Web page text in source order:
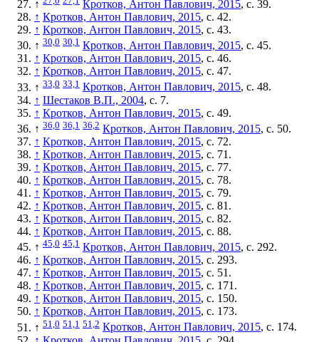
↑
Кротков, Антон Павлович, 2015, с. 39.
↑ Кротков, Антон Павлович, 2015, с. 42.
↑ Кротков, Антон Павлович, 2015, с. 43.
↑ 30,0 30,1 Кротков, Антон Павлович, 2015, с. 45.
↑ Кротков, Антон Павлович, 2015, с. 46.
↑ Кротков, Антон Павлович, 2015, с. 47.
↑ 33,0 33,1 Кротков, Антон Павлович, 2015, с. 48.
↑ Шестаков В.П., 2004, с. 7.
↑ Кротков, Антон Павлович, 2015, с. 49.
↑ 36,0 36,1 36,2 Кротков, Антон Павлович, 2015, с. 50.
↑ Кротков, Антон Павлович, 2015, с. 72.
↑ Кротков, Антон Павлович, 2015, с. 71.
↑ Кротков, Антон Павлович, 2015, с. 77.
↑ Кротков, Антон Павлович, 2015, с. 78.
↑ Кротков, Антон Павлович, 2015, с. 79.
↑ Кротков, Антон Павлович, 2015, с. 81.
↑ Кротков, Антон Павлович, 2015, с. 82.
↑ Кротков, Антон Павлович, 2015, с. 88.
↑ 45,0 45,1 Кротков, Антон Павлович, 2015, с. 292.
↑ Кротков, Антон Павлович, 2015, с. 293.
↑ Кротков, Антон Павлович, 2015, с. 51.
↑ Кротков, Антон Павлович, 2015, с. 171.
↑ Кротков, Антон Павлович, 2015, с. 150.
↑ Кротков, Антон Павлович, 2015, с. 173.
↑ 51,0 51,1 51,2 Кротков, Антон Павлович, 2015, с. 174.